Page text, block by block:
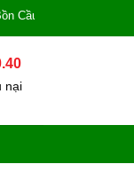
Tắc Bồn Rửa,
nại